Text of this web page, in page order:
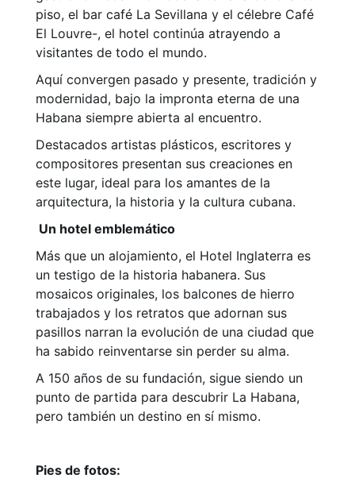
piso, el bar café La Sevillana y el célebre Café
El Louvre-, el hotel continúa atrayendo a
visitantes de todo el mundo.
Aquí convergen pasado y presente, tradición y
modernidad, bajo la impronta eterna de una
Habana siempre abierta al encuentro.
Destacados artistas plásticos, escritores y
compositores presentan sus creaciones en
este lugar, ideal para los amantes de la
arquitectura, la historia y la cultura cubana.
Un hotel emblemático
Más que un alojamiento, el Hotel Inglaterra es
un testigo de la historia habanera. Sus
mosaicos originales, los balcones de hierro
trabajados y los retratos que adornan sus
pasillos narran la evolución de una ciudad que
ha sabido reinventarse sin perder su alma.
A 150 años de su fundación, sigue siendo un
punto de partida para descubrir La Habana,
pero también un destino en sí mismo.
Pies de fotos: